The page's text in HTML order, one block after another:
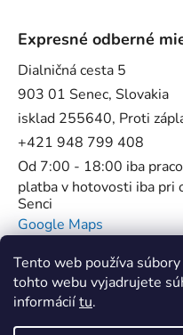
Tento web používa
tohto webu vyjadrujete
informáciítu.
Expresné odberné
Dialničná cesta 5
903 01 Senec, Slovakia
isklad 255640, Proti
+421 948 799 408
Od 7:00 - 18:00 iba
platba v hotovosti iba pri
Senci
Google Maps
Flowstop - Proti
SUP Star